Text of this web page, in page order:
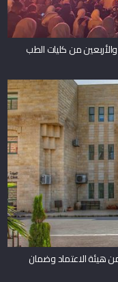
من كليات الطب
هيئة الاعتماد وضمان